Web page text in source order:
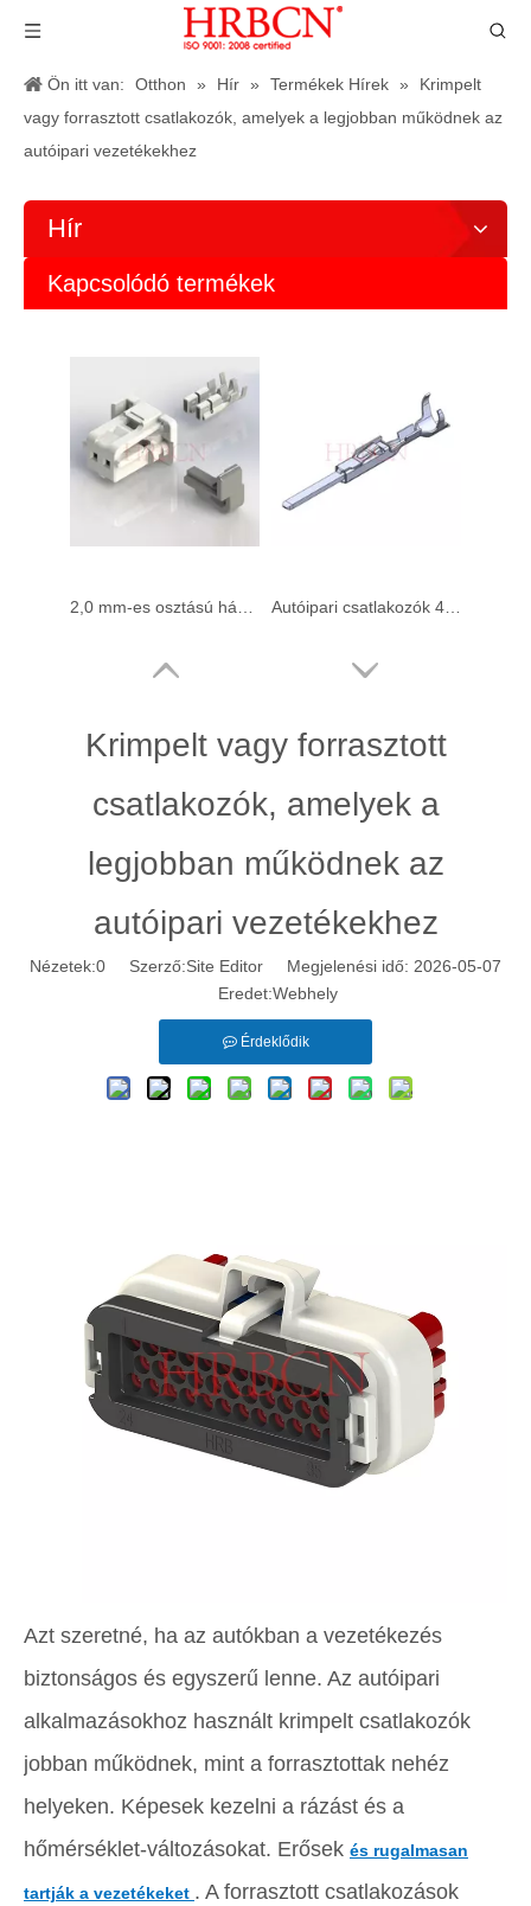
Ön itt van: Otthon » Hír » Termékek Hírek »
Krimpelt
vagy forrasztott csatlakozók, amelyek a legjobban működnek az
autóipari vezetékekhez
Hír
Kapcsolódó termékek
Autóipari csatlakozóaljzatok 4,0 mm-es osztású foglalatházhoz
Krimpelt vagy forrasztott
csatlakozók, amelyek a
legjobban működnek az
autóipari vezetékekhez
Nézetek:0 Szerző:Site Editor Megjelenési idő: 2026-05-07
Eredet:Webhely
Érdeklődik
Azt szeretné, ha az autókban a vezetékezés
biztonságos és egyszerű lenne. Az autóipari
alkalmazásokhoz használt krimpelt csatlakozók
jobban működnek, mint a forrasztottak nehéz
helyeken. Képesek kezelni a rázást és a
hőmérséklet-változásokat. Erősek és rugalmasan
tartják a vezetékeket . A forrasztott csatlakozások